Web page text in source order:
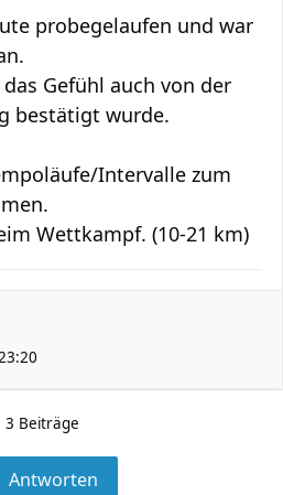
probegelaufen und war
das Gefühl auch von der
bestätigt wurde.
Intervalle zum
Wettkampf. (10-21 km)
3 Beiträge
Antworten